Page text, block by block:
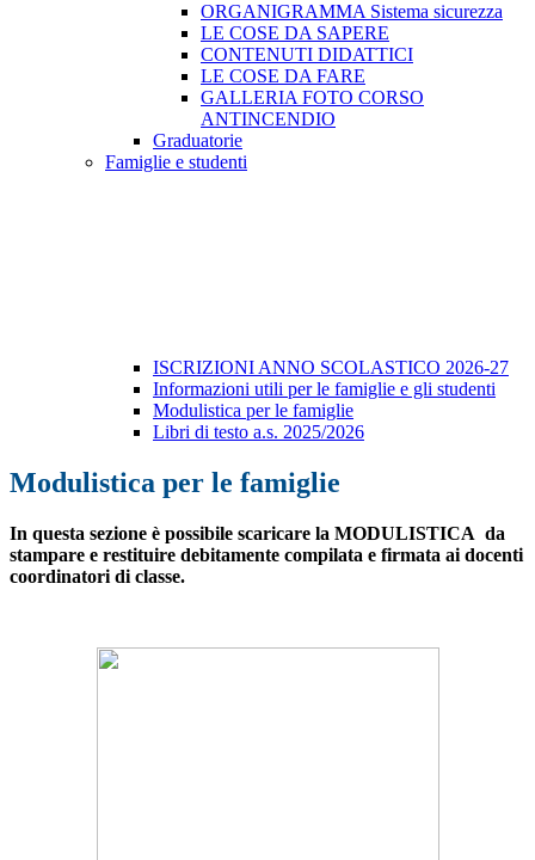
ORGANIGRAMMA Sistema sicurezza
LE COSE DA SAPERE
CONTENUTI DIDATTICI
LE COSE DA FARE
GALLERIA FOTO CORSO
ANTINCENDIO
Graduatorie
Famiglie e studenti
ISCRIZIONI ANNO SCOLASTICO 2026-27
Informazioni utili per le famiglie e gli studenti
Modulistica per le famiglie
Libri di testo a.s. 2025/2026
Modulistica per le famiglie
In questa sezione è possibile scaricare la MODULISTICA da
stampare e restituire debitamente compilata e firmata ai docenti
coordinatori di classe.